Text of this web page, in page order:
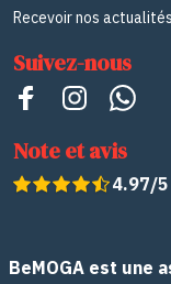
Recevoir nos
Suivez-nous
Note et avis
4.97/
BeMOGA est une